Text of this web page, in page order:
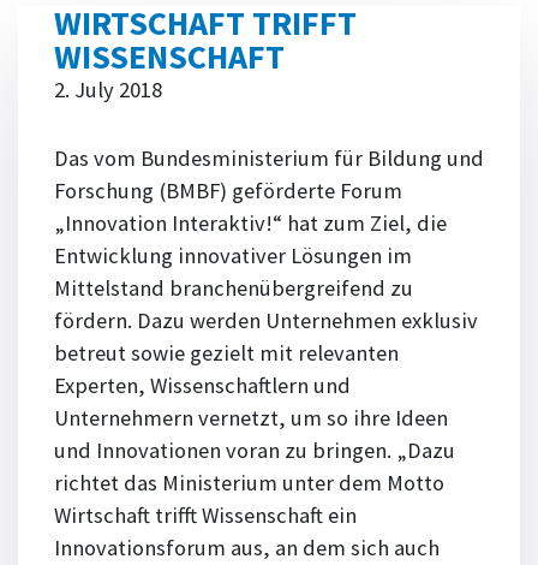
WIRTSCHAFT TRIFFT
WISSENSCHAFT
2. July 2018
Das vom Bundesministerium für Bildung und
Forschung (BMBF) geförderte Forum
„Innovation Interaktiv!“ hat zum Ziel, die
Entwicklung innovativer Lösungen im
Mittelstand branchenübergreifend zu
fördern. Dazu werden Unternehmen exklusiv
betreut sowie gezielt mit relevanten
Experten, Wissenschaftlern und
Unternehmern vernetzt, um so ihre Ideen
und Innovationen voran zu bringen. „Dazu
richtet das Ministerium unter dem Motto
Wirtschaft trifft Wissenschaft ein
Innovationsforum aus, an dem sich auch